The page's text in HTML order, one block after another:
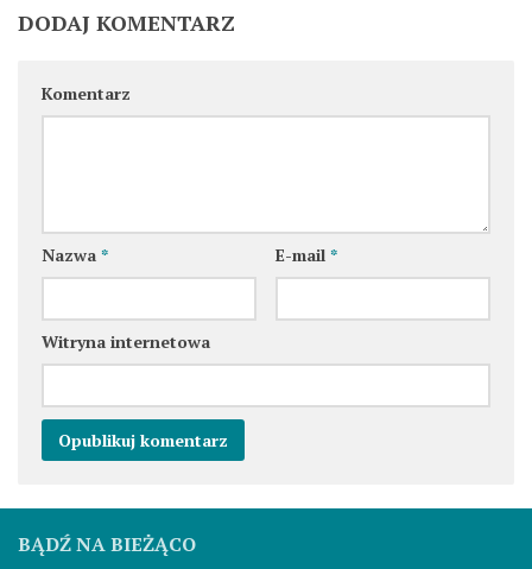
DODAJ KOMENTARZ
Komentarz
Nazwa * E-mail *
Witryna internetowa
BĄDŹ NA BIEŻĄCO